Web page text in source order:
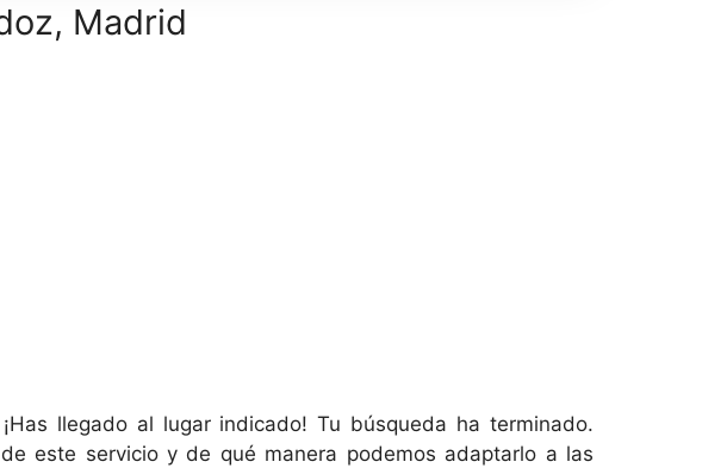
Madrid
llegado al lugar indicado! Tu búsqueda ha terminado.
este servicio y de qué manera podemos adaptarlo a las